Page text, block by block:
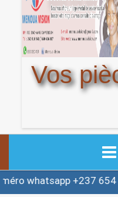
Vos
ACCUEIL+237 654